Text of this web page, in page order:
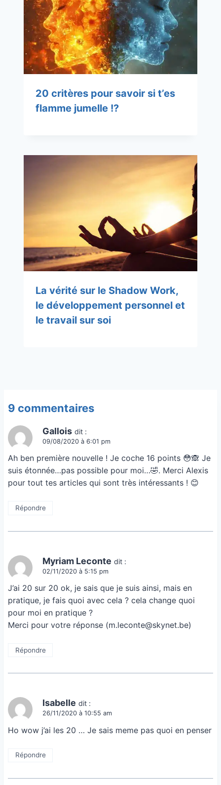
20 critères pour savoir si t’es
flamme jumelle !?
La vérité sur le Shadow Work,
le développement personnel et
le travail sur soi
9 commentaires
Gallois dit :
09/08/2020 à 6:01 pm
Ah ben première nouvelle ! Je coche 16 points 😳🙈 Je
suis étonnée…pas possible pour moi…🤣. Merci Alexis
pour tout tes articles qui sont très intéressants ! 😊
Répondre
Myriam Leconte dit :
02/11/2020 à 5:15 pm
J’ai 20 sur 20 ok, je sais que je suis ainsi, mais en
pratique, je fais quoi avec cela ? cela change quoi
pour moi en pratique ?
Merci pour votre réponse (m.leconte@skynet.be)
Répondre
Isabelle dit :
26/11/2020 à 10:55 am
Ho wow j’ai les 20 … Je sais meme pas quoi en penser
Répondre